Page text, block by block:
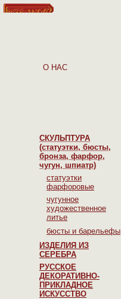
О НАС
СКУЛЬПТУРА
(статуэтки, бюсты,
бронза, фарфор,
чугун, шпиатр)
статуэтки
фарфоровые
чугунное
художественное
литье
бюсты и барельефы
ИЗДЕЛИЯ ИЗ
СЕРЕБРА
РУССКОЕ
ДЕКОРАТИВНО-
ПРИКЛАДНОЕ
ИСКУССТВО